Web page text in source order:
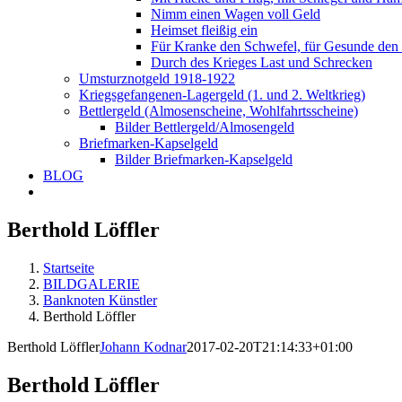
Nimm einen Wagen voll Geld
Heimset fleißig ein
Für Kranke den Schwefel, für Gesunde den
Durch des Krieges Last und Schrecken
Umsturznotgeld 1918-1922
Kriegsgefangenen-Lagergeld (1. und 2. Weltkrieg)
Bettlergeld (Almosenscheine, Wohlfahrtsscheine)
Bilder Bettlergeld/Almosengeld
Briefmarken-Kapselgeld
Bilder Briefmarken-Kapselgeld
BLOG
Berthold Löffler
Startseite
BILDGALERIE
Banknoten Künstler
Berthold Löffler
Berthold LöfflerJohann Kodnar2017-02-20T21:14:33+01:00
Berthold Löffler